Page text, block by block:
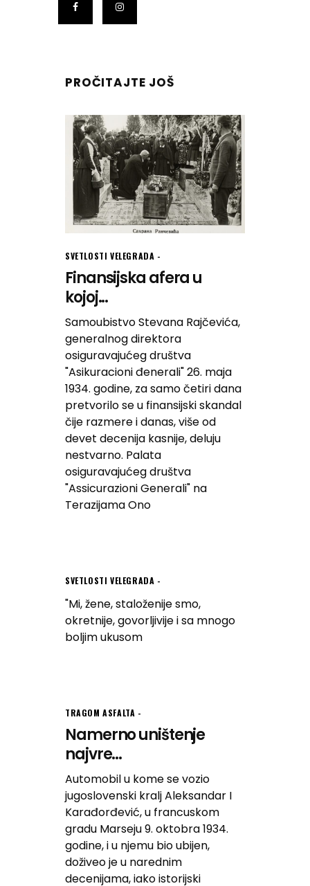
PROČITAJTE JOŠ
SVETLOSTI VELEGRADA
Finansijska afera u
kojoj...
Samoubistvo Stevana Rajčevića,
generalnog direktora
osiguravajućeg društva
"Asikuracioni đenerali" 26. maja
1934. godine, za samo četiri dana
pretvorilo se u finansijski skandal
čije razmere i danas, više od
devet decenija kasnije, deluju
nestvarno. Palata
osiguravajućeg društva
"Assicurazioni Generali" na
Terazijama Ono
SVETLOSTI VELEGRADA
"Mi, žene, staloženije smo,
okretnije, govorljivije i sa mnogo
boljim ukusom
TRAGOM ASFALTA
Namerno uništenje
najvre...
Automobil u kome se vozio
jugoslovenski kralj Aleksandar I
Karađorđević, u francuskom
gradu Marseju 9. oktobra 1934.
godine, i u njemu bio ubijen,
doživeo je u narednim
decenijama, iako istorijski